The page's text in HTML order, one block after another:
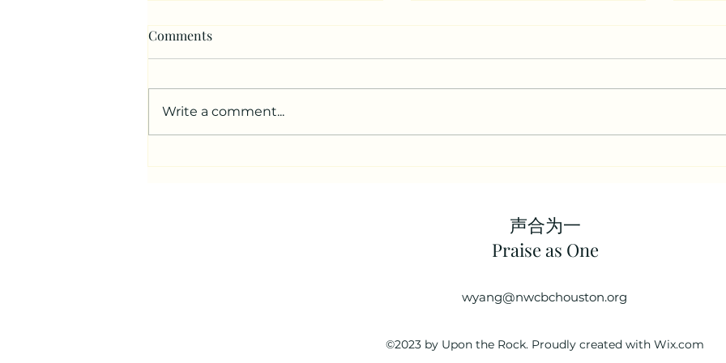
献上真诚的敬拜（玛拉基书1-
如精金闪耀（撒迦利亚书12-14
君
Comments
Write a comment...
声合为一
​Praise as One
wyang@nwcbchouston.org
©2023 by Upon the Rock. Proudly created with Wix.com